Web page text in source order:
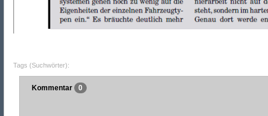
Tags (Suchwörter):
Kommentar 0